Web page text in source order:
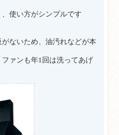
使い方がシンプルです
ないため、油汚れなどが本
ァンも年1回は洗ってあげ